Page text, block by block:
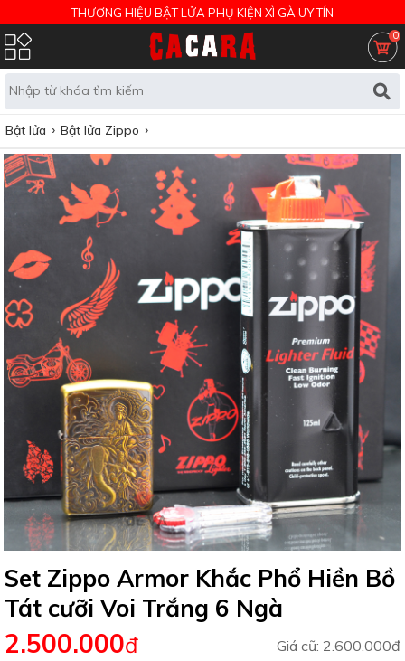
THƯƠNG HIỆU BẬT LỬA PHỤ KIỆN XÌ GÀ UY TÍN
0
Bật lửa Bật lửa Zippo
Set Zippo Armor Khắc Phổ Hiền Bồ
Tát cưỡi Voi Trắng 6 Ngà
Giá cũ: 2.600.000đ
2.500.000đ